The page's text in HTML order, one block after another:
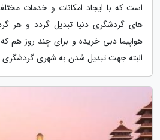
است که با ایجاد امکانات و خدمات
های گردشگری دنیا تبدیل گردد و هر
هواپیما دبی خریده و برای چند روز هم
البته جهت تبدیل شدن به شهری